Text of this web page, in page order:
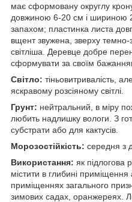
має сформовану округлу
довжиною 6-20 см і шириною
запахом; пластинка листа
вщент звужена, зверху темно-
світліша. Деревце добре
сформувати за своїм
Світло: тіньовитривалість,
яскравому розсіяному світлі.
Грунт: нейтральний, в міру
любить надлишку вологи. З
субстрати або для кактусів.
Морозостійкість: середня з
Використання: як підлогова
містити в глибині приміщення
приміщеннях загального
зимових садах, оранжереях.